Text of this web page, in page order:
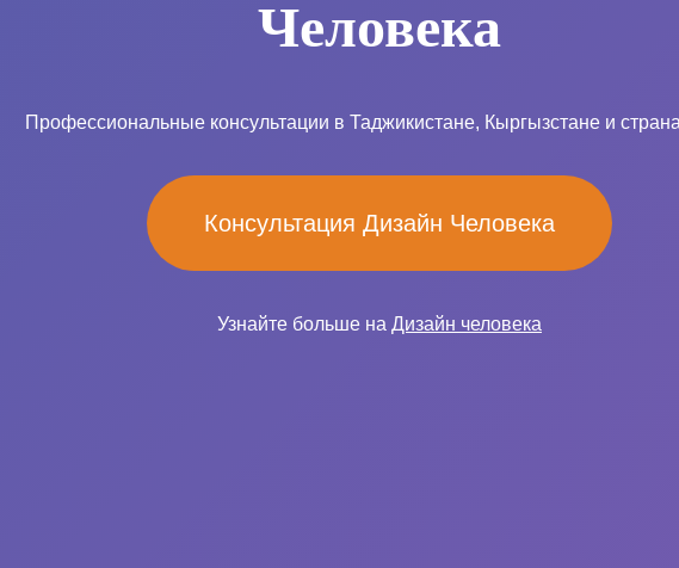
Человека
Профессиональные консультации в Таджикистане, Кыргызстане и
Консультация Дизайн Человека
Узнайте больше на Дизайн человека